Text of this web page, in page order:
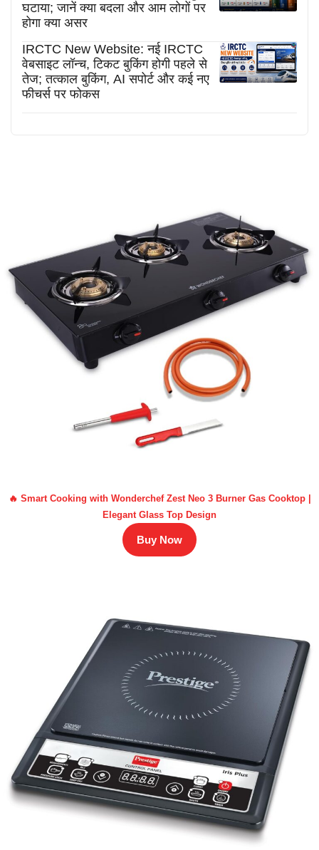
घटाया; जानें क्या बदला और आम लोगों पर
होगा क्या असर
IRCTC New Website: नई IRCTC
वेबसाइट लॉन्च, टिकट बुकिंग होगी पहले से
तेज; तत्काल बुकिंग, AI सपोर्ट और कई नए
फीचर्स पर फोकस
🔥 Smart Cooking with Wonderchef Zest Neo 3 Burner Gas Cooktop |
Elegant Glass Top Design
Buy Now